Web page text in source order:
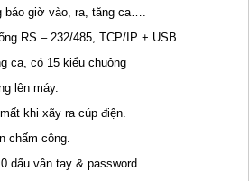
báo giờ vào, ra, tăng ca….
RS – 232/485, TCP/IP + USB
ca, có 15 kiểu chuông
lên máy.
khi xãy ra cúp điện.
chấm công.
dấu vân tay & password